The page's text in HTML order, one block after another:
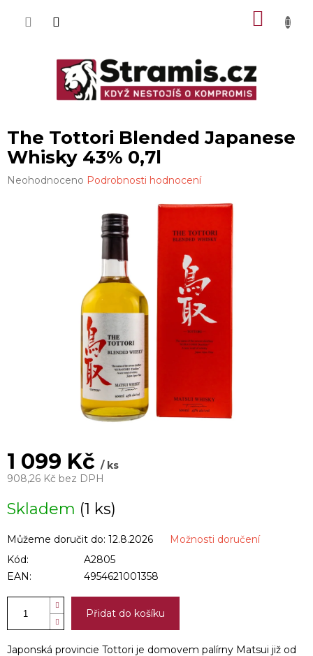
The Tottori Blended Japanese
Whisky 43% 0,7l
Průměrné
Neohodnoceno Podrobnosti hodnocení
1 099 Kč/ ks
908,26 Kč bez DPH
cena:
Skladem (1 ks)
Můžeme doručit do: 12.8.2026
Možnosti doručení
Kód:
A2805
EAN:
4954621001358
Přidat do košíku
Japonská provincie Tottori je domovem palírny Matsui již od